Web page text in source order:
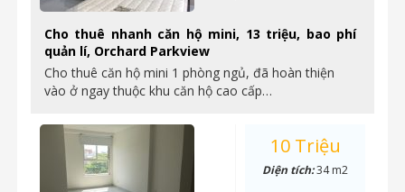
Cho thuê nhanh căn hộ mini, 13 triệu, bao phí
quản lí, Orchard Parkview
Cho thuê căn hộ mini 1 phòng ngủ, đã hoàn thiện
vào ở ngay thuộc khu căn hộ cao cấp…
10 Triệu
Diện tích:34 m2